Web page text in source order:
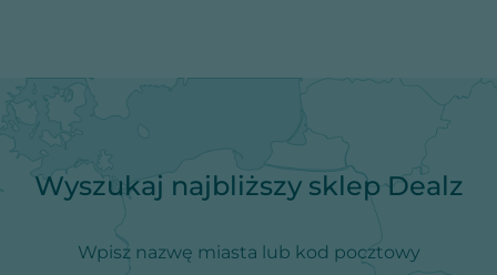
Poniedziałek
09:00 - 21:00
Środa
Wyszukaj najbliższy sklep Dealz
Wpisz nazwę miasta lub kod pocztowy